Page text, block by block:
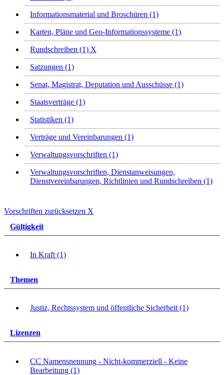
Informationsmaterial und Broschüren (1)
Karten, Pläne und Geo-Informationssysteme (1)
Rundschreiben (1) X
Satzungen (1)
Senat, Magistrat, Deputation und Ausschüsse (1)
Staatsverträge (1)
Statistiken (1)
Verträge und Vereinbarungen (1)
Verwaltungsvorschriften (1)
Verwaltungsvorschriften, Dienstanweisungen,
Dienstvereinbarungen, Richtlinien und Rundschreiben (1)
Vorschriften zurücksetzen X
Gültigkeit
In Kraft (1)
Themen
Justiz, Rechtssystem und öffentliche Sicherheit (1)
Lizenzen
CC Namensnennung - Nicht-kommerziell - Keine
Bearbeitung (1)